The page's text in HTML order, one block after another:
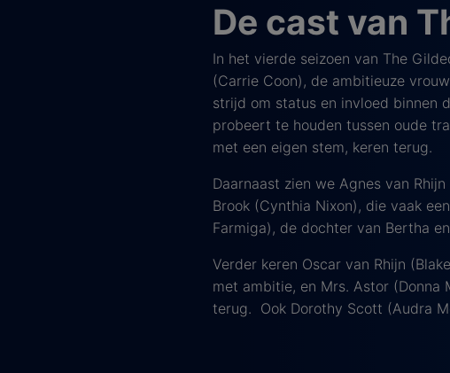
De cast van
In het vierde seizoen van The
(Carrie Coon), de ambitieuze
strijd om status en invloed binnen
probeert te houden tussen oude
met een eigen stem, keren terug.
Daarnaast zien we Agnes van
Brook (Cynthia Nixon), die vaak
Farmiga), de dochter van Bertha
Verder keren Oscar van Rhijn
met ambitie, en Mrs. Astor (Donna
terug. Ook Dorothy Scott (Audra